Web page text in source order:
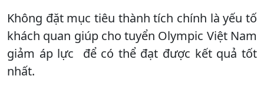
Không đặt mục tiêu thành tích chính là yếu tố
khách quan giúp cho tuyển Olympic Việt Nam
giảm áp lực để có thể đạt được kết quả tốt
nhất.